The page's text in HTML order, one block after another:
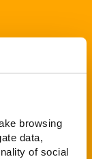
browsing
data,
of social